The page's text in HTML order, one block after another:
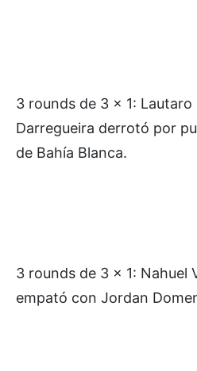
3 rounds de 3 x 1: Lautaro
Darregueira derrotó por
de Bahía Blanca.
3 rounds de 3 x 1: Nahuel
empató con Jordan